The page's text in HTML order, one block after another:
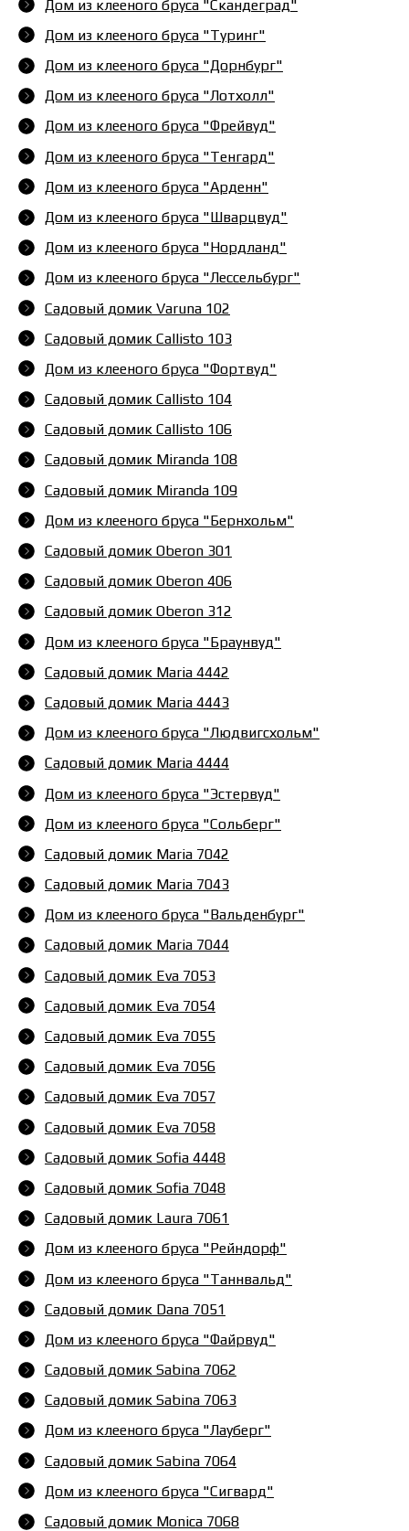
Дом из клееного бруса "Скандеград"
Дом из клееного бруса "Туринг"
Дом из клееного бруса "Дорнбург"
Дом из клееного бруса "Лотхолл"
Дом из клееного бруса "Фрейвуд"
Дом из клееного бруса "Тенгард"
Дом из клееного бруса "Арденн"
Дом из клееного бруса "Шварцвуд"
Дом из клееного бруса "Нордланд"
Дом из клееного бруса "Лессельбург"
Садовый домик Varuna 102
Садовый домик Callisto 103
Дом из клееного бруса "Фортвуд"
Садовый домик Callisto 104
Садовый домик Callisto 106
Садовый домик Miranda 108
Садовый домик Miranda 109
Дом из клееного бруса "Бернхольм"
Садовый домик Oberon 301
Садовый домик Oberon 406
Садовый домик Oberon 312
Дом из клееного бруса "Браунвуд"
Садовый домик Maria 4442
Садовый домик Maria 4443
Дом из клееного бруса "Людвигсхольм"
Садовый домик Maria 4444
Дом из клееного бруса "Эстервуд"
Дом из клееного бруса "Сольберг"
Садовый домик Maria 7042
Садовый домик Maria 7043
Дом из клееного бруса "Вальденбург"
Садовый домик Maria 7044
Садовый домик Eva 7053
Садовый домик Eva 7054
Садовый домик Eva 7055
Садовый домик Eva 7056
Садовый домик Eva 7057
Садовый домик Eva 7058
Садовый домик Sofia 4448
Садовый домик Sofia 7048
Садовый домик Laura 7061
Дом из клееного бруса "Рейндорф"
Дом из клееного бруса "Таннвальд"
Садовый домик Dana 7051
Дом из клееного бруса "Файрвуд"
Садовый домик Sabina 7062
Садовый домик Sabina 7063
Дом из клееного бруса "Лауберг"
Садовый домик Sabina 7064
Дом из клееного бруса "Сигвард"
Садовый домик Monica 7068